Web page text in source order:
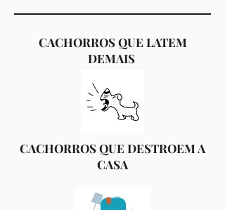
CACHORROS QUE LATEM
DEMAIS
CACHORROS QUE DESTROEM A
CASA